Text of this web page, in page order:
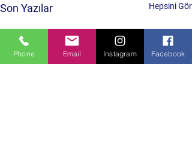
Son Yazılar Hepsini Gör
Phone Email Instagram Facebook